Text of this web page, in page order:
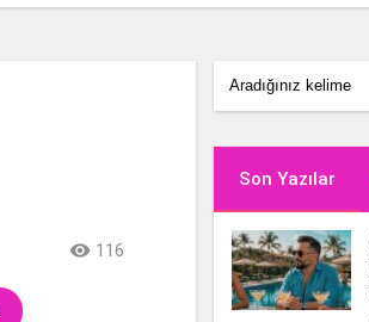
 116
Son Yazılar